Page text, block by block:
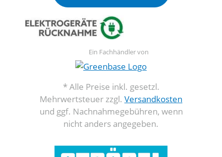
Ein Fachhändler von
* Alle Preise inkl. gesetzl.
Mehrwertsteuer zzgl. Versandkosten
und ggf. Nachnahmegebühren, wenn
nicht anders angegeben.